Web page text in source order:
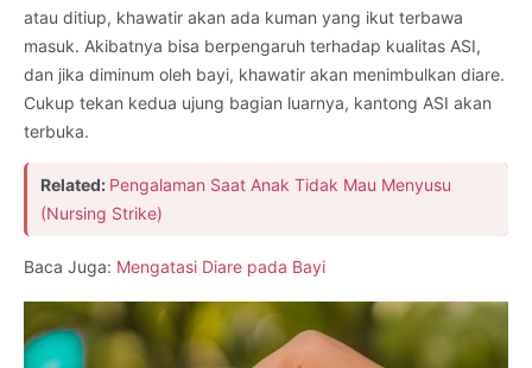
atau ditiup, khawatir akan ada kuman yang ikut terbawa
masuk. Akibatnya bisa berpengaruh terhadap kualitas ASI,
dan jika diminum oleh bayi, khawatir akan menimbulkan diare.
Cukup tekan kedua ujung bagian luarnya, kantong ASI akan
terbuka.
Related: Pengalaman Saat Anak Tidak Mau Menyusu
(Nursing Strike)
Baca Juga: Mengatasi Diare pada Bayi